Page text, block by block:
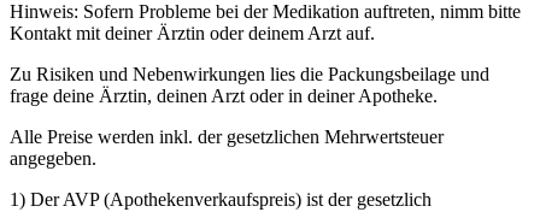
Hinweis: Sofern Probleme bei der Medikation auftreten, nimm bitte
Kontakt mit deiner Ärztin oder deinem Arzt auf.
Zu Risiken und Nebenwirkungen lies die Packungsbeilage und
frage deine Ärztin, deinen Arzt oder in deiner Apotheke.
Alle Preise werden inkl. der gesetzlichen Mehrwertsteuer
angegeben.
1) Der AVP (Apothekenverkaufspreis) ist der gesetzlich